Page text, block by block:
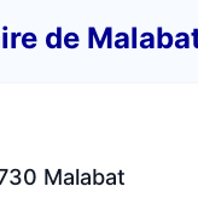
de
Malabat